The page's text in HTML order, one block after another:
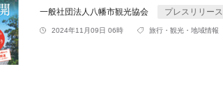
一般社団法人八幡市観光協会 プレスリリース
2024年11月09日 06時 旅行・観光・地域情報